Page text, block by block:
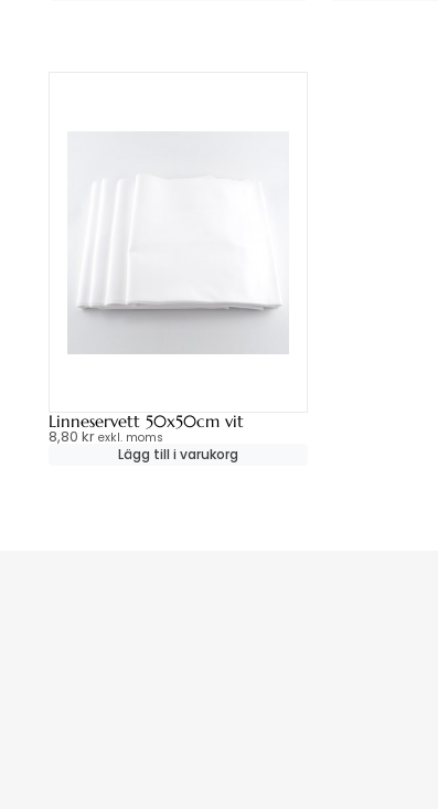
Linneservett 50x50cm vit
8,80 kr exkl. moms
Lägg till i varukorg